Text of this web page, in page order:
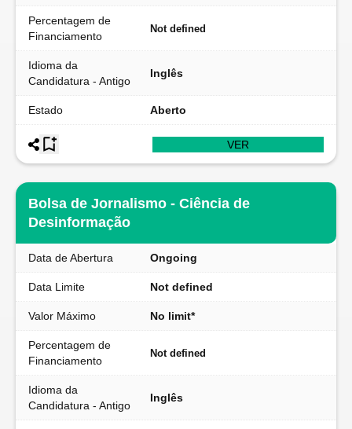
Percentagem de
Financiamento
Not defined
Idioma da
Candidatura - Antigo
Inglês
Estado Aberto
VER
Bolsa de Jornalismo - Ciência de
Desinformação
Data de Abertura Ongoing
Data Limite Not defined
Valor Máximo No limit*
Percentagem de
Financiamento
Not defined
Idioma da
Candidatura - Antigo
Inglês